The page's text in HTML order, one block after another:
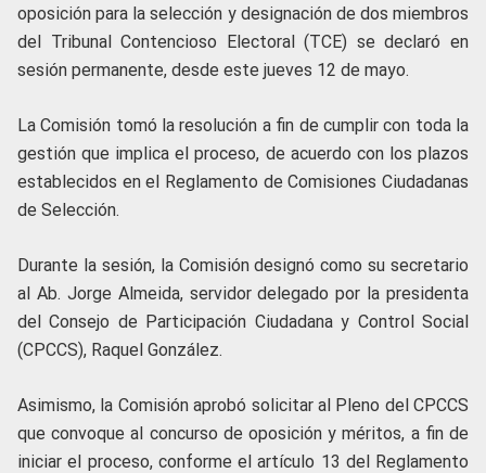
oposición para la selección y designación de dos miembros
del Tribunal Contencioso Electoral (TCE) se declaró en
sesión permanente, desde este jueves 12 de mayo.
La Comisión tomó la resolución a fin de cumplir con toda la
gestión que implica el proceso, de acuerdo con los plazos
establecidos en el Reglamento de Comisiones Ciudadanas
de Selección.
Durante la sesión, la Comisión designó como su secretario
al Ab. Jorge Almeida, servidor delegado por la presidenta
del Consejo de Participación Ciudadana y Control Social
(CPCCS), Raquel González.
Asimismo, la Comisión aprobó solicitar al Pleno del CPCCS
que convoque al concurso de oposición y méritos, a fin de
iniciar el proceso, conforme el artículo 13 del Reglamento